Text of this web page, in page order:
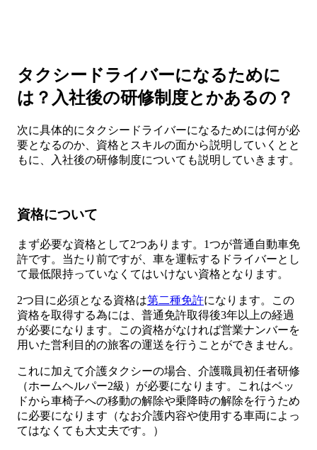
タクシードライバーになるために
は？入社後の研修制度とかあるの？
次に具体的にタクシードライバーになるためには何が必
要となるのか、資格とスキルの面から説明していくとと
もに、入社後の研修制度についても説明していきます。
資格について
まず必要な資格として2つあります。1つが普通自動車免
許です。当たり前ですが、車を運転するドライバーとし
て最低限持っていなくてはいけない資格となります。
2つ目に必須となる資格は第二種免許になります。この
資格を取得する為には、普通免許取得後3年以上の経過
が必要になります。この資格がなければ営業ナンバーを
用いた営利目的の旅客の運送を行うことができません。
これに加えて介護タクシーの場合、介護職員初任者研修
（ホームヘルパー2級）が必要になります。これはベッ
ドから車椅子への移動の解除や乗降時の解除を行うため
に必要になります（なお介護内容や使用する車両によっ
てはなくても大丈夫です。）